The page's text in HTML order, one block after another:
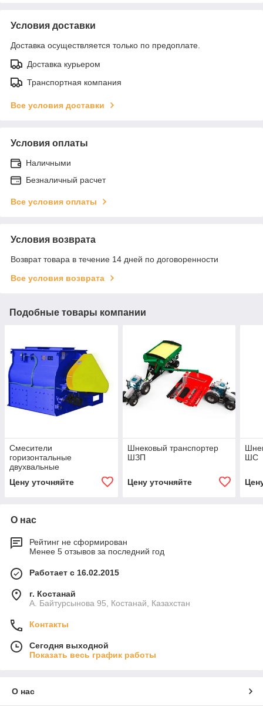
Условия доставки
Доставка осуществляется только по предоплате.
Доставка курьером
Транспортная компания
Все условия доставки
Условия оплаты
Наличными
Безналичный расчет
Все условия оплаты
Условия возврата
Возврат товара в течение 14 дней по договоренности
Все условия возврата
Подобные товары компании
Смесители
горизонтальные
двухвальные
Цену уточняйте
Шнековый транспортер
ШЗП
Цену уточняйте
ШС
О нас
Рейтинг не сформирован
Менее 5 отзывов за последний год
Работает с 16.02.2015
г. Костанай
А. Байтурсынова 95, Костанай, Казахстан
Контакты
Сегодня выходной
Показать весь график работы
О нас